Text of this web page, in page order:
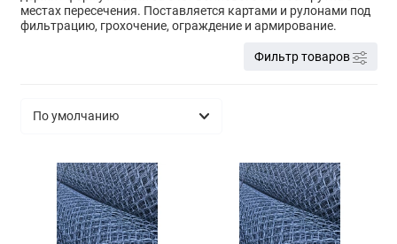
местах пересечения. Поставляется картами и рулонами под
фильтрацию, грохочение, ограждение и армирование.
Фильтр товаров